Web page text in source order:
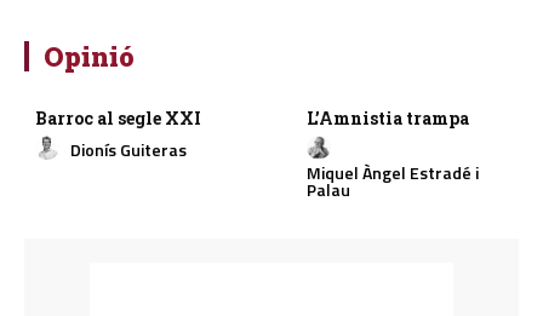
Opinió
Barroc al segle XXI
Dionís Guiteras
L’Amnistia trampa
Miquel Àngel Estradé i
Palau